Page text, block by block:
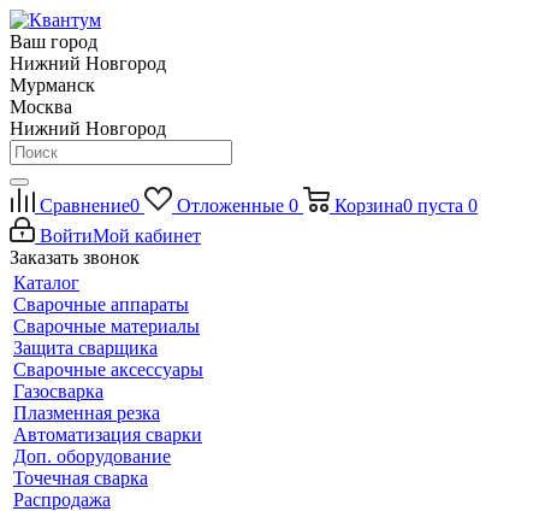
Ваш город
Нижний Новгород
Мурманск
Москва
Нижний Новгород
Сравнение0 Отложенные 0 Корзина0 пуста 0
ВойтиМой кабинет
Заказать звонок
Каталог
Сварочные аппараты
Сварочные материалы
Защита сварщика
Сварочные аксессуары
Газосварка
Плазменная резка
Автоматизация сварки
Доп. оборудование
Точечная сварка
Распродажа